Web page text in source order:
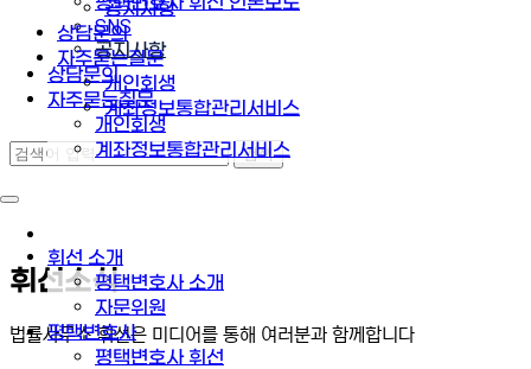
SNS
공지사항
상담문의
자주묻는질문
개인회생
계좌정보통합관리서비스
휘선 소개
평택변호사 소개
자문위원
평택변호사
평택변호사 휘선
공지사항
상담문의
자주묻는질문
개인회생
계좌정보통합관리서비스
휘선소식
법률사무소 휘선은 미디어를 통해 여러분과 함께합니다